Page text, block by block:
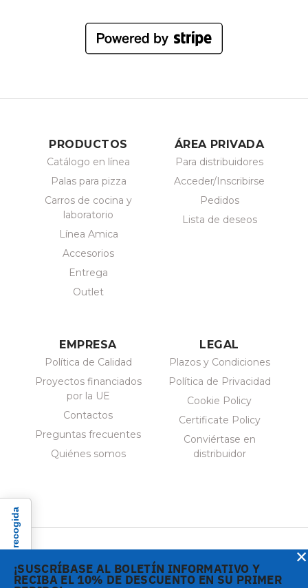
PRODUCTOS
Catálogo en línea
Palas para pizza
Carros de cocina y
laboratorio
Línea Amica
Accesorios
Entrega
Outlet
ÁREA PRIVADA
Para distribuidores
Acceder/Inscribirse
Pedidos
Lista de deseos
EMPRESA
Política de Calidad
Proyectos financiados
por la UE
Contactos
Preguntas frecuentes
Quiénes somos
LEGAL
Plazos y Condiciones
Política de Privacidad
Cookie Policy
Certificate Policy
Conviértase en
distribuidor
¡SUSCRÍBASE AL BOLETÍN INFORMATIVO Y
RECIBA EL 10% DE DESCUENTO EN SU PRIMER
×